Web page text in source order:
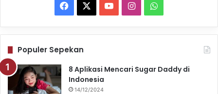
a
c
b
o
I
n
W
h
Populer Sepekan
8 Aplikasi Mencari Sugar Daddy di
Indonesia
14/12/2024